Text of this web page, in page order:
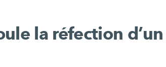
la réfection